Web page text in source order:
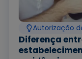
Autorização
Diferença